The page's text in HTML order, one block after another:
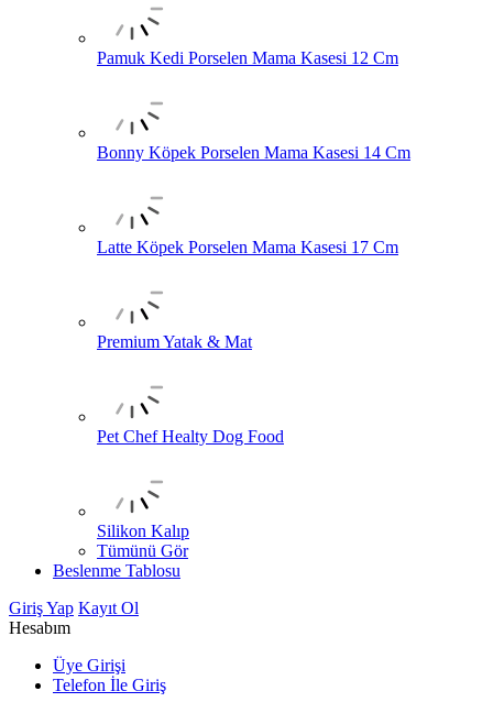
Pamuk Kedi Porselen Mama Kasesi 12 Cm
Bonny Köpek Porselen Mama Kasesi 14 Cm
Latte Köpek Porselen Mama Kasesi 17 Cm
Premium Yatak & Mat
Pet Chef Healty Dog Food
Silikon Kalıp
Tümünü Gör
Beslenme Tablosu
Giriş Yap Kayıt Ol
Hesabım
Üye Girişi
Telefon İle Giriş